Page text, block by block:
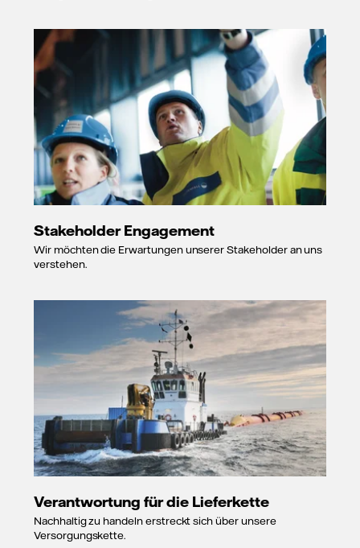
Stakeholder Engagement
Wir möchten die Erwartungen unserer Stakeholder an uns
verstehen.
Verantwortung für die Lieferkette
Nachhaltig zu handeln erstreckt sich über unsere
Versorgungskette.